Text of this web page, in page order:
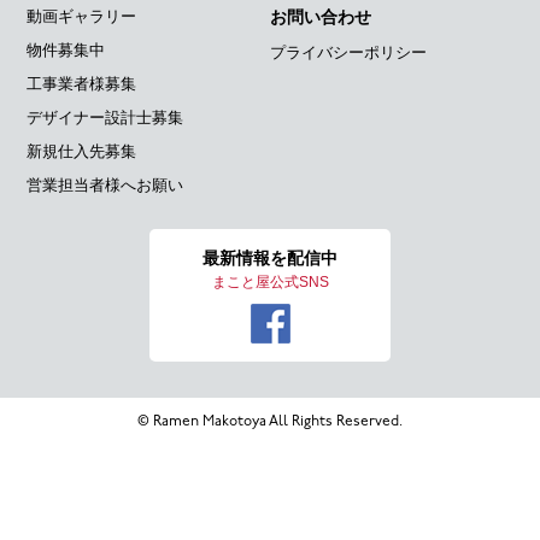
動画ギャラリー
物件募集中
工事業者様募集
デザイナー設計士募集
新規仕入先募集
営業担当者様へお願い
お問い合わせ
プライバシーポリシー
最新情報を配信中
まこと屋公式SNS
© Ramen Makotoya All Rights Reserved.